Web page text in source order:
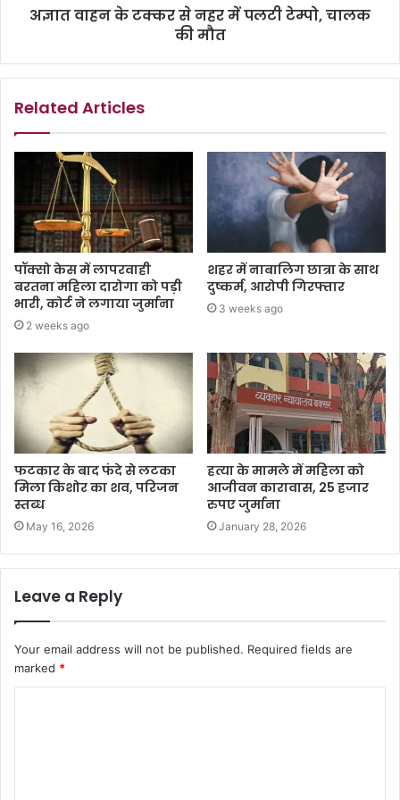
अज्ञात वाहन के टक्कर से नहर में पलटी टेम्पो, चालक
की मौत
Related Articles
पॉक्सो केस में लापरवाही
बरतना महिला दारोगा को पड़ी
भारी, कोर्ट ने लगाया जुर्माना
2 weeks ago
शहर में नाबालिग छात्रा के साथ
दुष्कर्म, आरोपी गिरफ्तार
3 weeks ago
फटकार के बाद फंदे से लटका
मिला किशोर का शव, परिजन
स्तब्ध
May 16, 2026
हत्या के मामले में महिला को
आजीवन कारावास, 25 हजार
रुपए जुर्माना
January 28, 2026
Leave a Reply
Your email address will not be published. Required fields are
marked *